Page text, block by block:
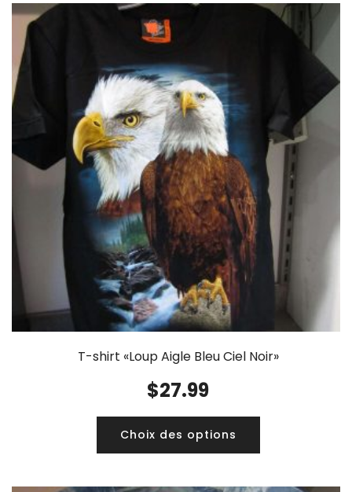
T-shirt «Loup Aigle Bleu Ciel Noir»
$27.99
Choix des options